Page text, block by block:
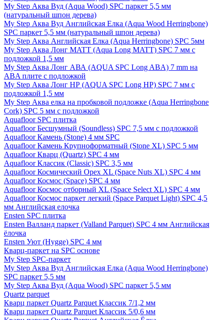
My Step Аква Вуд (Aqua Wood) SPC паркет 5,5 мм
(натуральный шпон дерева)
My Step Аква Вуд Английская Елка (Aqua Wood Herringbone)
SPC паркет 5,5 мм (натуральный шпон дерева)
My Step Аква Английская Елка (Aqua Herringbone) SPC 5мм
My Step Аква Лонг MATT (Aqua Long MATT) SPC 7 мм с
подложкой 1,5 мм
My Step Аква Лонг АВА (AQUA SPC Long ABA) 7 mm на
ABA плите с подложкой
My Step Аква Лонг НР (AQUA SPC Long HP) SPC 7 мм с
подложкой 1,5 мм
My Step Аква елка на пробковой подложке (Aqua Herringbone
Cork) SPC 5 мм с подложкой
Aquafloor SPC плитка
Aquafloor Бесшумный (Soundless) SPC 7,5 мм с подложкой
Aquafloor Камень (Stone) 4 мм SPC
Aquafloor Камень Крупноформатный (Stone XL) SPC 5 мм
Aquafloor Кварц (Quartz) SPC 4 мм
Aquafloor Классик (Classic) SPC 3,5 мм
Aquafloor Космический Орех XL (Space Nuts XL) SPC 4 мм
Aquafloor Космос (Space) SPC 4 мм
Aquafloor Космос отборный XL (Space Select XL) SPC 4 мм
Aquafloor Космос паркет легкий (Space Parquet Light) SPC 4,5
мм Английская елочка
Ensten SPC плитка
Ensten Валланд паркет (Valland Parquet) SPC 4 мм Английская
ёлочка
Ensten Уют (Hygge) SPC 4 мм
Кварц-паркет на SPC основе
My Step SPC-паркет
My Step Аква Вуд Английская Елка (Aqua Wood Herringbone)
SPC паркет 5,5 мм
My Step Аква Вуд (Aqua Wood) SPC паркет 5,5 мм
Quartz parquet
Кварц паркет Quartz Parquet Классик 7/1,2 мм
Кварц паркет Quartz Parquet Классик 5/0,6 мм